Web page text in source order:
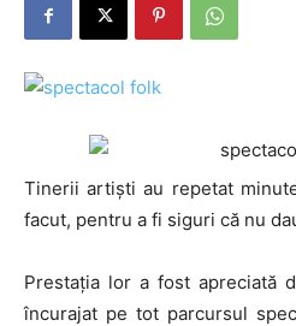
Tinerii artiști au repetat
facut, pentru a fi siguri că nu
Prestația lor a fost apreciată
încurajat pe tot parcursul